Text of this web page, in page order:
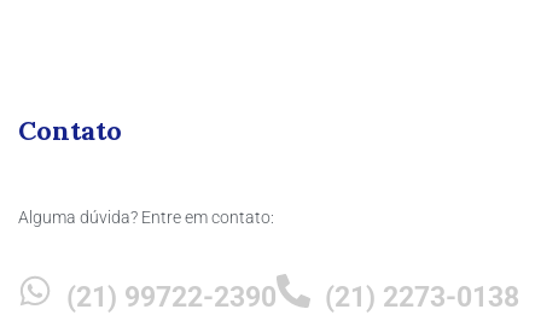
Contato
Alguma dúvida? Entre em contato:
(21) 99722-2390
(21) 2273-0138